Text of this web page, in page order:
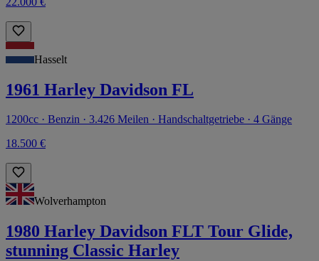
Hasselt
1961 Harley Davidson FL
1200cc · Benzin · 3.426 Meilen · Handschaltgetriebe · 4 Gänge
18.500 €
Wolverhampton
1980 Harley Davidson FLT Tour Glide,
stunning Classic Harley